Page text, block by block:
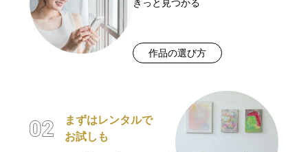
きっと見つかる
作品の選び方
まずはレンタルで
お試しも